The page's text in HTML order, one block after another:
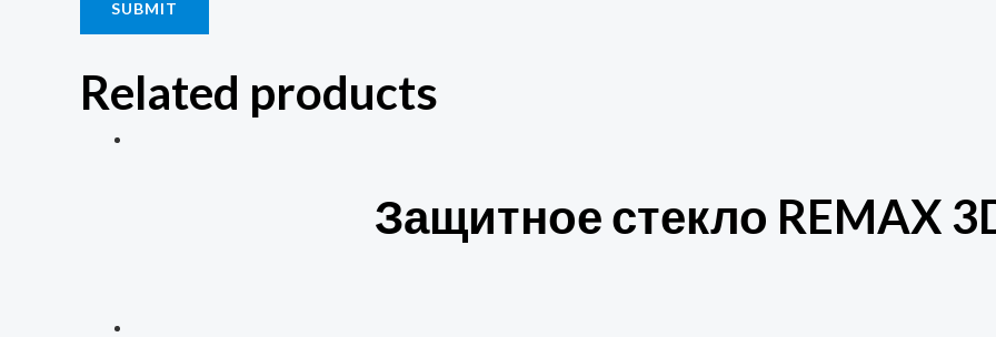
Related products
Защитное стекло REMAX